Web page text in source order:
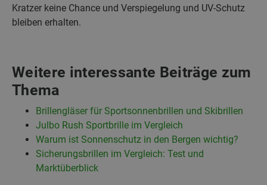
Kratzer keine Chance und Verspiegelung und UV-Schutz
bleiben erhalten.
Weitere interessante Beiträge zum
Thema
Brillengläser für Sportsonnenbrillen und Skibrillen
Julbo Rush Sportbrille im Vergleich
Warum ist Sonnenschutz in den Bergen wichtig?
Sicherungsbrillen im Vergleich: Test und
Marktüberblick